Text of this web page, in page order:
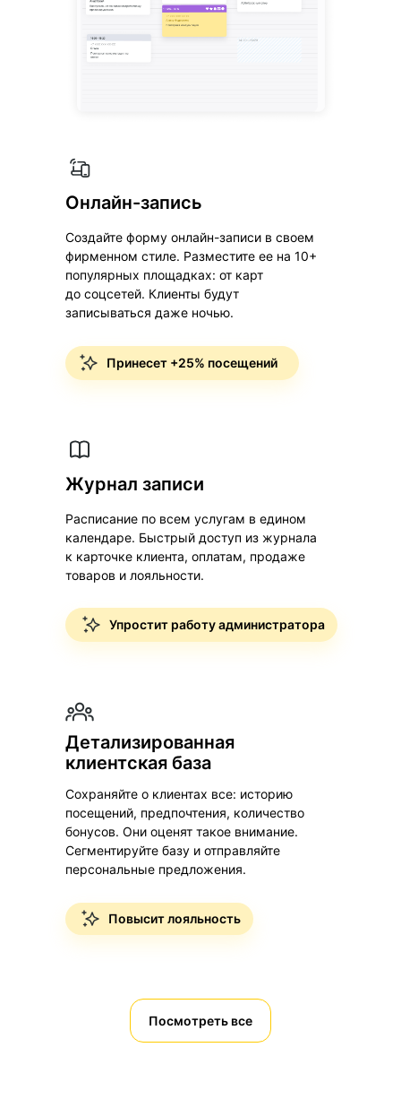
Онлайн-запись
Создайте форму онлайн-записи в своем
фирменном стиле. Разместите ее на 10+
популярных площадках: от карт
до соцсетей. Клиенты будут
записываться даже ночью.
Принесет +25% посещений
Детализированная
клиентская база
Журнал записи
Сохраняйте о клиентах все: историю
посещений, предпочтения, количество
бонусов. Они оценят такое внимание.
Сегментируйте базу и отправляйте
персональные предложения.
Расписание по всем услугам в едином
календаре. Быстрый доступ из журнала
к карточке клиента, оплатам, продаже
товаров и лояльности.
Повысит лояльность
Упростит работу администратора
Посмотреть все